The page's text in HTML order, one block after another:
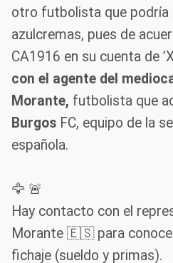
otro futbolista que podría
azulcremas, pues de
CA1916 en su cuenta de
con el agente del
Morante, futbolista que
Burgos FC, equipo de la
española.
🦅 🚨
Hay contacto con el
Morante 🇪🇸 para
fichaje (sueldo y primas).